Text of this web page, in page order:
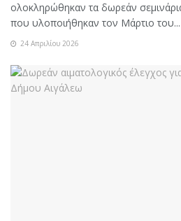
ολοκληρώθηκαν τα δωρεάν
που υλοποιήθηκαν τον Μάρτιο του...
24 Απριλίου 2026